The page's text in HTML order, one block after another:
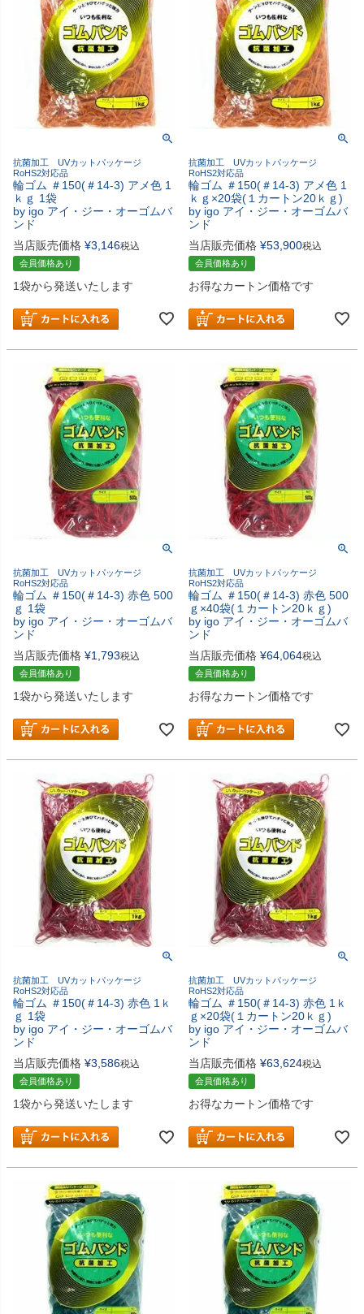
抗菌加工 UVカットパッケージ
RoHS2対応品
輪ゴム ＃150(＃14-3) アメ色 1
ｋｇ 1袋
by igo アイ・ジー・オーゴムバ
ンド
当店販売価格 ¥3,146税込
会員価格あり
1袋から発送いたします
抗菌加工 UVカットパッケージ
RoHS2対応品
輪ゴム ＃150(＃14-3) アメ色 1
ｋｇ×20袋(１カートン20ｋｇ)
by igo アイ・ジー・オーゴムバ
ンド
当店販売価格 ¥53,900税込
会員価格あり
お得なカートン価格です
抗菌加工 UVカットパッケージ
RoHS2対応品
輪ゴム ＃150(＃14-3) 赤色 500
ｇ 1袋
by igo アイ・ジー・オーゴムバ
ンド
当店販売価格 ¥1,793税込
会員価格あり
1袋から発送いたします
抗菌加工 UVカットパッケージ
RoHS2対応品
輪ゴム ＃150(＃14-3) 赤色 500
ｇ×40袋(１カートン20ｋｇ)
by igo アイ・ジー・オーゴムバ
ンド
当店販売価格 ¥64,064税込
会員価格あり
お得なカートン価格です
抗菌加工 UVカットパッケージ
RoHS2対応品
輪ゴム ＃150(＃14-3) 赤色 1ｋ
ｇ 1袋
by igo アイ・ジー・オーゴムバ
ンド
当店販売価格 ¥3,586税込
会員価格あり
1袋から発送いたします
抗菌加工 UVカットパッケージ
RoHS2対応品
輪ゴム ＃150(＃14-3) 赤色 1ｋ
ｇ×20袋(１カートン20ｋｇ)
by igo アイ・ジー・オーゴムバ
ンド
当店販売価格 ¥63,624税込
会員価格あり
お得なカートン価格です